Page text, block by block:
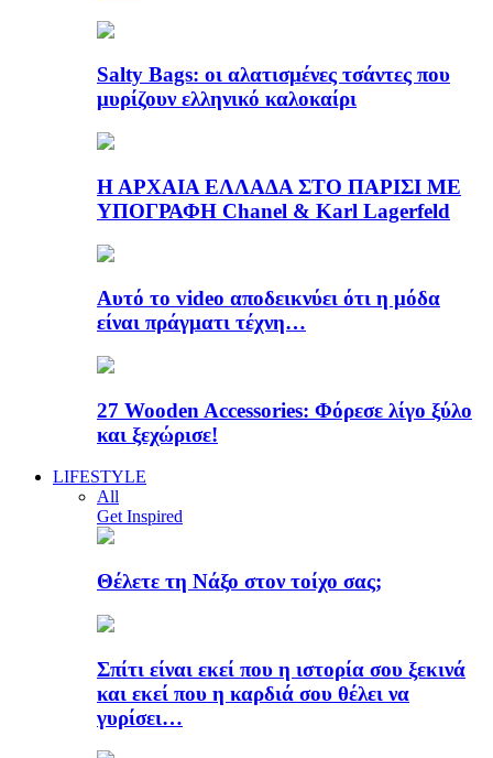
Salty Bags: οι αλατισμένες τσάντες που
μυρίζουν ελληνικό καλοκαίρι
Η ΑΡΧΑΙΑ ΕΛΛΑΔΑ ΣΤΟ ΠΑΡΙΣΙ ΜΕ
ΥΠΟΓΡΑΦΗ Chanel & Karl Lagerfeld
Αυτό το video αποδεικνύει ότι η μόδα
είναι πράγματι τέχνη…
27 Wooden Accessories: Φόρεσε λίγο ξύλο
και ξεχώρισε!
LIFESTYLE
All
Get Inspired
Θέλετε τη Νάξο στον τοίχο σας;
Σπίτι είναι εκεί που η ιστορία σου ξεκινά
και εκεί που η καρδιά σου θέλει να
γυρίσει…